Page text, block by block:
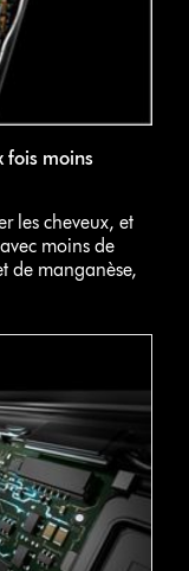
fois moins
les cheveux, et
moins de
de manganèse,